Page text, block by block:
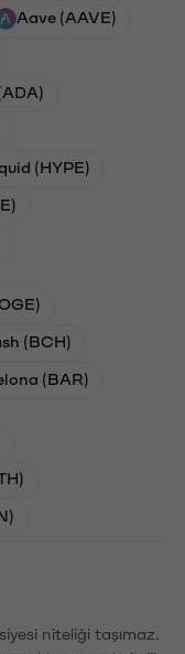
Aave (AAVE)
(HYPE)
(BCH)
(BAR)
niteliği taşımaz.